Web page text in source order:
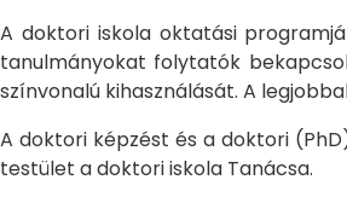
A doktori iskola oktatási
tanulmányokat folytatók
színvonalú kihasználását. A
A doktori képzést és a doktori
testület a doktori iskola Tanácsa.